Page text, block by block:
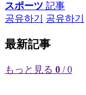
スポーツ 記事
공유하기
공유하기
最新記事
もっと見る 0 / 0